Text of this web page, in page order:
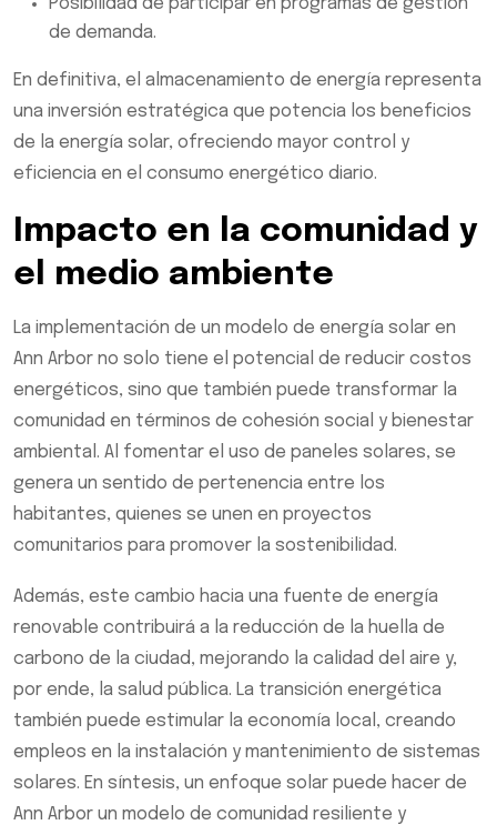
Posibilidad de participar en programas de gestión
de demanda.
En definitiva, el almacenamiento de energía representa
una inversión estratégica que potencia los beneficios
de la energía solar, ofreciendo mayor control y
eficiencia en el consumo energético diario.
Impacto en la comunidad y
el medio ambiente
La implementación de un modelo de energía solar en
Ann Arbor no solo tiene el potencial de reducir costos
energéticos, sino que también puede transformar la
comunidad en términos de cohesión social y bienestar
ambiental. Al fomentar el uso de paneles solares, se
genera un sentido de pertenencia entre los
habitantes, quienes se unen en proyectos
comunitarios para promover la sostenibilidad.
Además, este cambio hacia una fuente de energía
renovable contribuirá a la reducción de la huella de
carbono de la ciudad, mejorando la calidad del aire y,
por ende, la salud pública. La transición energética
también puede estimular la economía local, creando
empleos en la instalación y mantenimiento de sistemas
solares. En síntesis, un enfoque solar puede hacer de
Ann Arbor un modelo de comunidad resiliente y